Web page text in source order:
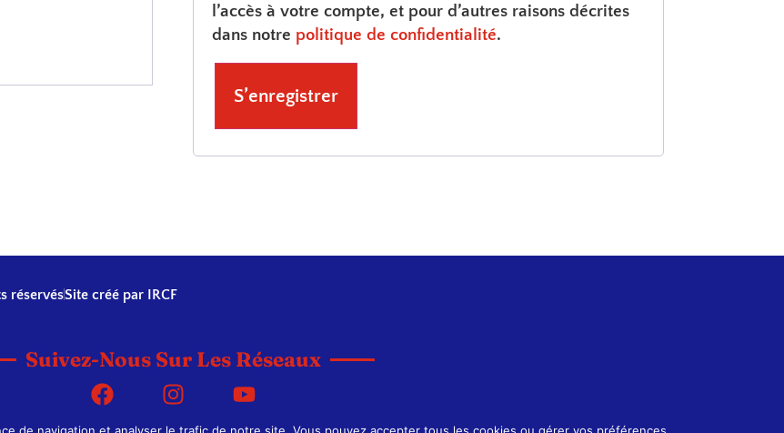
l’accès à votre compte, et pour d’autres raisons décrites
dans notre politique de confidentialité.
S’enregistrer
réservésSite créé par IRCF
Suivez-Nous Sur Les Réseaux